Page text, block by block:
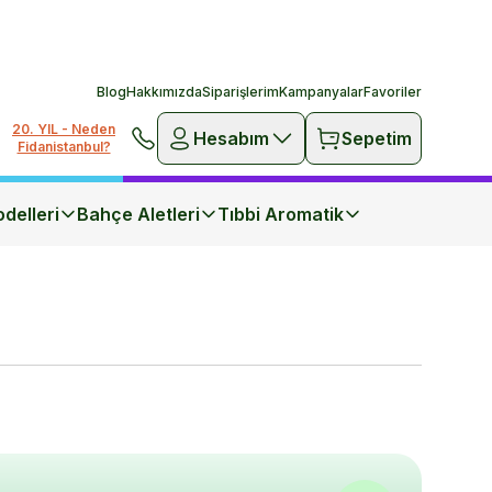
BlogHakkımızdaSiparişlerimKampanyalarFavoriler
20. YIL - Neden
Fidanistanbul?
Hesabım Sepetim
Bahçe Aletleri Tıbbi Aromatik